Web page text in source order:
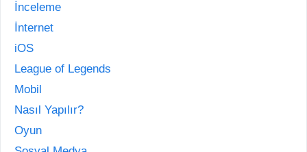
İnceleme
İnternet
iOS
League of Legends
Mobil
Nasıl Yapılır?
Oyun